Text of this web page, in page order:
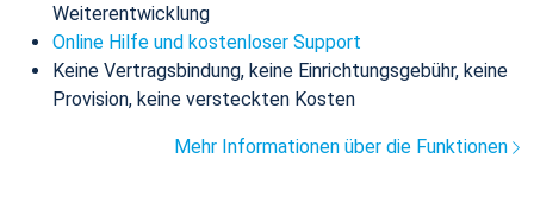
Weiterentwicklung
Online Hilfe und kostenloser Support
Keine Vertragsbindung, keine Einrichtungsgebühr, keine
Provision, keine versteckten Kosten
Mehr Informationen über die Funktionen